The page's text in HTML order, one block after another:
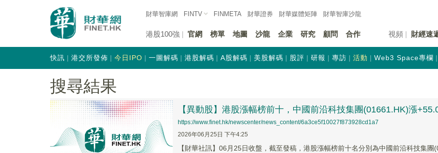
財華智庫網 FINTV FINMETA 財華證券 財華媒體矩陣 財華智庫沙龍
港股100強 官網 榜單 地圖 沙龍 企業 研究 顧問 合作 視頻 財經速
快訊 港交所發佈 今日IPO 一圖解碼 港股解碼 A股解碼 美股解碼 股評 研報 專訪 活動 Web3 Space專欄
搜尋結果
【異動股】港股漲幅榜前十，中國前沿科技集團(01661.HK)漲
https://www.finet.hk/newscenter/news_content/6a3ce5f10027f873928cd1a7
2026年06月25日 下午4:25
【財華社訊】06月25日收盤，截至發稿，港股漲幅榜前十名分別為中國前沿科技集